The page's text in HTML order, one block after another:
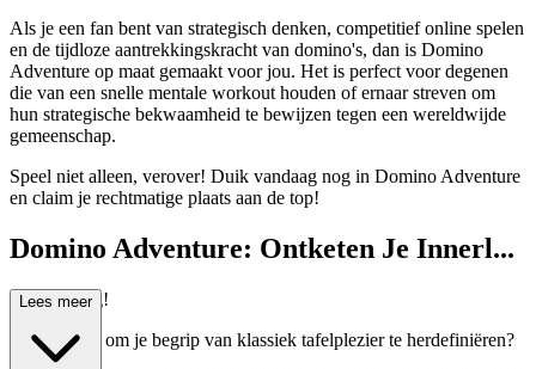
Als je een fan bent van strategisch denken, competitief online spelen
en de tijdloze aantrekkingskracht van domino's, dan is Domino
Adventure op maat gemaakt voor jou. Het is perfect voor degenen
die van een snelle mentale workout houden of ernaar streven om
hun strategische bekwaamheid te bewijzen tegen een wereldwijde
gemeenschap.
Speel niet alleen, verover! Duik vandaag nog in Domino Adventure
en claim je rechtmatige plaats aan de top!
Domino Adventure: Ontketen Je Innerl...
ijke Strateeg!
Ben je klaar om je begrip van klassiek tafelplezier te herdefiniëren?
Lees meer